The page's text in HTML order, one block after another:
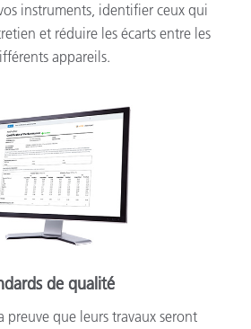
instruments, identifier ceux qui
et réduire les écarts entre les
appareils.
de qualité
preuve que leurs travaux seront